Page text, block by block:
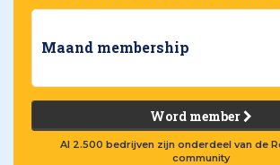
Maand membership
Word member
Al 2.500 bedrijven zijn onderdeel van de
community